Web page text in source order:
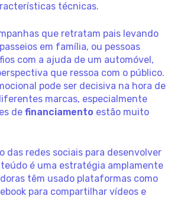
técnicas.
que retratam pais levando
em família, ou pessoas
com a ajuda de um automóvel,
que ressoa com o público.
pode ser decisiva na hora de
marcas, especialmente
de financiamento estão muito
das redes sociais para desenvolver
é uma estratégia amplamente
têm usado plataformas como
para compartilhar vídeos e